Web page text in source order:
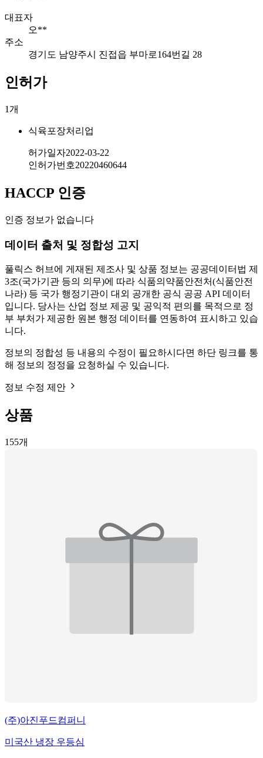
대표자
오**
주소
경기도 남양주시 진접읍 부마로164번길 28
인허가
1개
식육포장처리업
허가일자2022-03-22
인허가번호20220460644
HACCP 인증
인증 정보가 없습니다
데이터 출처 및 정합성 고지
풀릭스 허브에 게재된 제조사 및 상품 정보는 공공데이터법 제
3조(국가기관 등의 의무)에 따라 식품의약품안전처(식품안전
나라) 등 국가 행정기관이 대외 공개한 공식 공공 API 데이터
입니다. 당사는 산업 정보 제공 및 공익적 편의를 목적으로 정
부 부처가 제공한 원본 행정 데이터를 연동하여 표시하고 있습
니다.
정보의 정합성 등 내용의 수정이 필요하시다면 하단 링크를 통
해 정보의 정정을 요청하실 수 있습니다.
정보 수정 제안
상품
155개
(주)아진푸드컴퍼니
미국산 냉장 우등심